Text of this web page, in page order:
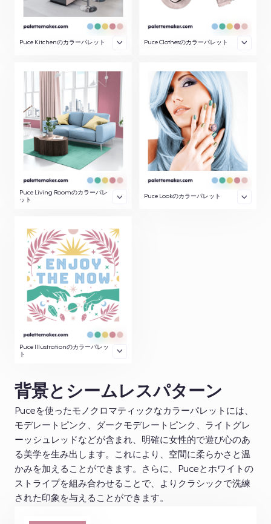
Puce Kitchenのカラーパレット Puce Clothesのカラーパレット
Puce Living Roomのカラーパレ
ット
Puce Lookのカラーパレット
Puce Illustrationのカラーパレッ
ト
背景とシームレスパターン
Puceを使ったモノクロマティックなカラーパレットには、
モデレートピンク、ダークモデレートピンク、ライトグレ
ーッシュレッドなどが含まれ、明確に女性的で遊び心のあ
る美学を生み出します。これにより、空間に柔らかさと温
かみを加えることができます。さらに、Puceとホワイトの
ストライプを組み合わせることで、よりクラシックで洗練
された印象を与えることができます。